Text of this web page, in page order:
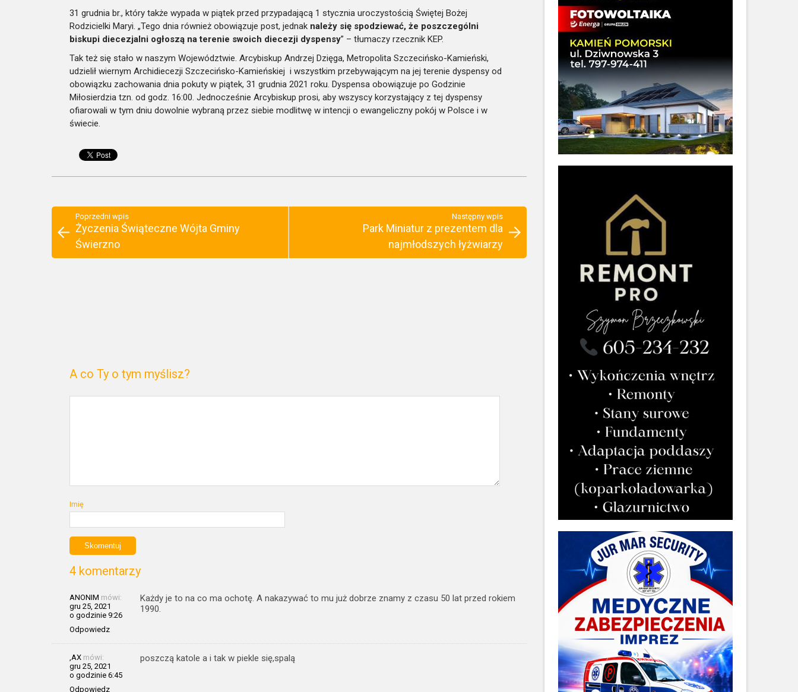
31 grudnia br., który także wypada w piątek przed przypadającą 1 stycznia uroczystością Świętej Bożej
Rodzicielki Maryi. „Tego dnia również obowiązuje post, jednak należy się spodziewać, że poszczególni
biskupi diecezjalni ogłoszą na terenie swoich diecezji dyspensy” – tłumaczy rzecznik KEP.
Tak też się stało w naszym Województwie. Arcybiskup Andrzej Dzięga, Metropolita Szczecińsko-Kamieński,
udzielił wiernym Archidiecezji Szczecińsko-Kamieńskiej i wszystkim przebywającym na jej terenie dyspensy od
obowiązku zachowania dnia pokuty w piątek, 31 grudnia 2021 roku. Dyspensa obowiązuje po Godzinie
Miłosierdzia tzn. od godz. 16:00. Jednocześnie Arcybiskup prosi, aby wszyscy korzystający z tej dyspensy
ofiarowali w tym dniu dowolnie wybraną przez siebie modlitwę w intencji o ewangeliczny pokój w Polsce i w
świecie.
Poprzedni wpis
Życzenia Świąteczne Wójta Gminy
Świerzno
Następny wpis
Park Miniatur z prezentem dla
najmłodszych łyżwiarzy
A co Ty o tym myślisz?
Imię
4 komentarzy
ANONIM mówi:
gru 25, 2021
o godzinie 9:26
Odpowiedz
Każdy je to na co ma ochotę. A nakazywać to mu już dobrze znamy z czasu 50 lat przed rokiem
1990.
,AX mówi:
gru 25, 2021
o godzinie 6:45
Odpowiedz
poszczą katole a i tak w piekle się,spalą